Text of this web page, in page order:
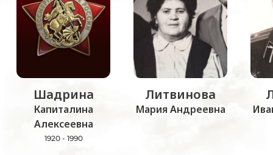
Шадрина
Капиталина
Алексеевна
1920 - 1990
Литвинова
Мария Андреевна